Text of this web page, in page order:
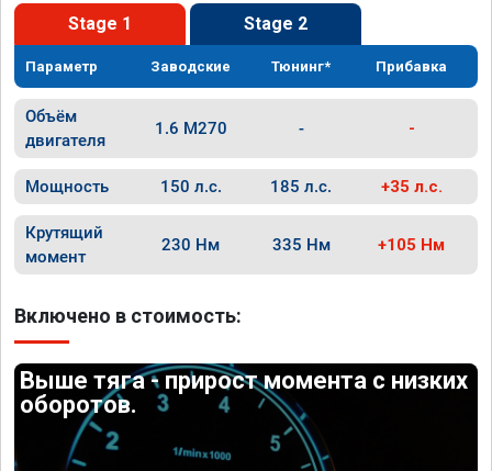
Stage 1 Stage 2
Параметр Заводские Тюнинг* Прибавка
Объём
двигателя
1.6 M270 - -
Мощность 150 л.с. 185 л.с. +35 л.с.
Крутящий
момент
230 Нм 335 Нм +105 Нм
Включено в стоимость:
Выше тяга - прирост момента с низких
оборотов.